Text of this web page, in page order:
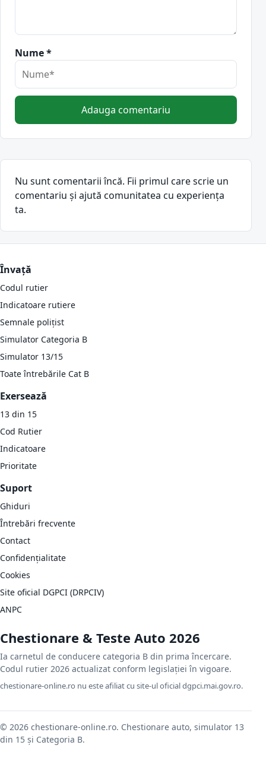
Nume *
Adauga comentariu
Nu sunt comentarii încă. Fii primul care scrie un
comentariu și ajută comunitatea cu experiența
ta.
Învață
Codul rutier
Indicatoare rutiere
Semnale polițist
Simulator Categoria B
Simulator 13/15
Toate întrebările Cat B
Exersează
13 din 15
Cod Rutier
Indicatoare
Prioritate
Suport
Ghiduri
Întrebări frecvente
Contact
Confidențialitate
Cookies
Site oficial DGPCI (DRPCIV)
ANPC
Chestionare & Teste Auto 2026
Ia carnetul de conducere categoria B din prima încercare.
Codul rutier 2026 actualizat conform legislației în vigoare.
chestionare-online.ro nu este afiliat cu site-ul oficial dgpci.mai.gov.ro.
© 2026 chestionare-online.ro. Chestionare auto, simulator 13
din 15 și Categoria B.